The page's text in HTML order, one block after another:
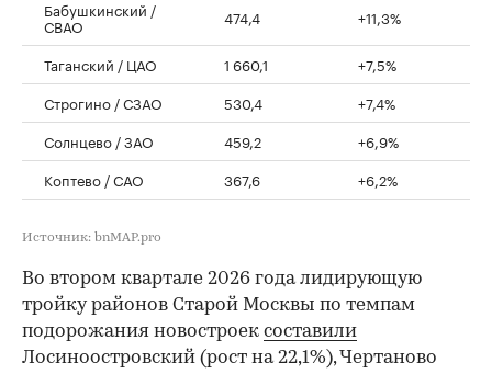
Бабушкинский /
СВАО 474,4 +11,3%
Таганский / ЦАО 1 660,1
+7,5%
Строгино / СЗАО
530,4
+7,4%
Солнцево / ЗАО
459,2
+6,9%
Коптево / САО
367,6 +6,2%
Источник: bnMAP.pro
Во втором квартале 2026 года лидирующую
тройку районов Старой Москвы по темпам
подорожания новостроек составили
Лосиноостровский (рост на 22,1%), Чертаново